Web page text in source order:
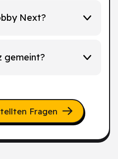
Next?
gemeint?
Fragen